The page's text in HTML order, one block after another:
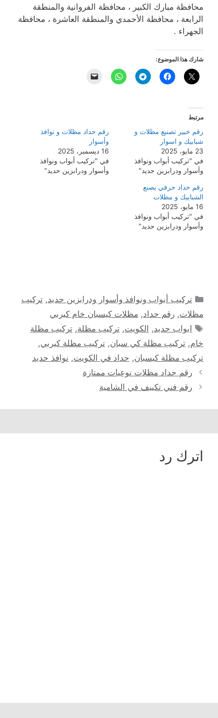
محافظة مبارك الكبير ، محافظة الفروانية والمنطقة
الرابعة ، محافظة الأحمدي والمنطقة العاشرة ، محافظة
الجهراء .
شارك هذا الموضوع:
مرتبط
رقم خبير تصنيع مظلات و
شبابيك و اسوار
23 مايو، 2025
في "تركيب أبواب ونوافذ
وأسوار ودرابزين حديد"
رقم حداد مظلات و نوافذ
وأسوار
16 ديسمبر، 2025
في "تركيب أبواب ونوافذ
وأسوار ودرابزين حديد"
رقم حداد حرفي يصنع
الشبابيك و مظلات
16 مايو، 2025
في "تركيب أبواب ونوافذ
وأسوار ودرابزين حديد"
التصنيفات
تركيب أبواب ونوافذ وأسوار ودرابزين حديد,تركيب
مظلات, رقم حداد, مظلات كيسبان خام كيربي
الوسوم
ابواب حديد, الكويت,تركيب مظلة,تركيب مظلة
خام, تركيب مظلة كي سبان, تركيب مظلة كيربي,
تركيب مظلة كيسبان, حداد في الكويت, نوافذ حديد
رقم حداد مظلات نوعيات ممتازة
رقم فني تكييف في الشامية
اترك رد